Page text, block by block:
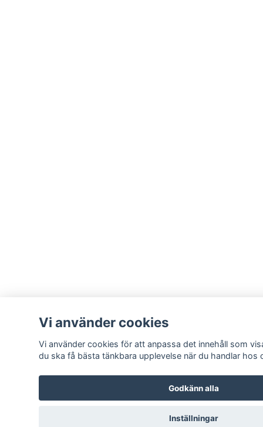
Vi använder cookies
Vi använder cookies för att anpassa det innehåll som
du ska få bästa tänkbara upplevelse när du handlar hos
Godkänn alla
Inställningar